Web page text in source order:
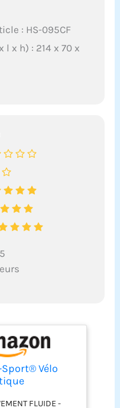
: HS-095CF
x h) : 214 x 70 x
Sport® Vélo
FLUIDE -